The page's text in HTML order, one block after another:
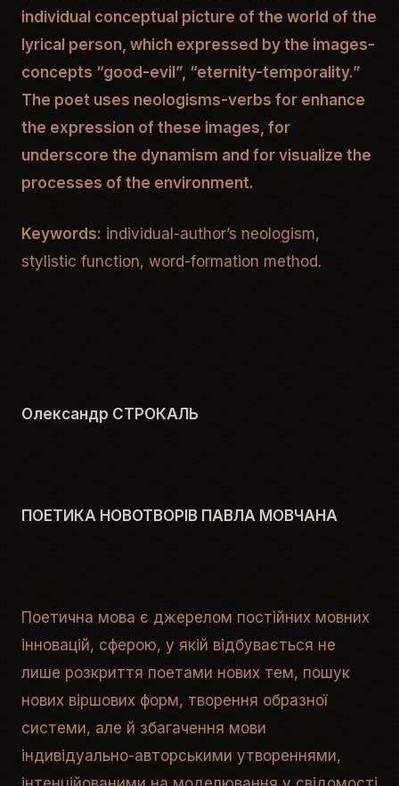
individual conceptual picture of the world of the
lyrical person, which expressed by the images-
concepts “good-evil”, “eternity-temporality.”
The poet uses neologisms-verbs for enhance
the expression of these images, for
underscore the dynamism and for visualize the
processes of the environment.
Keywords: individual-author’s neologism,
stylistic function, word-formation method.
Олександр СТРОКАЛЬ
ПОЕТИКА НОВОТВОРІВ ПАВЛА МОВЧАНА
Поетична мова є джерелом постійних мовних
інновацій, сферою, у якій відбувається не
лише розкриття поетами нових тем, пошук
нових віршових форм, творення образної
системи, але й збагачення мови
індивідуально-авторськими утвореннями,